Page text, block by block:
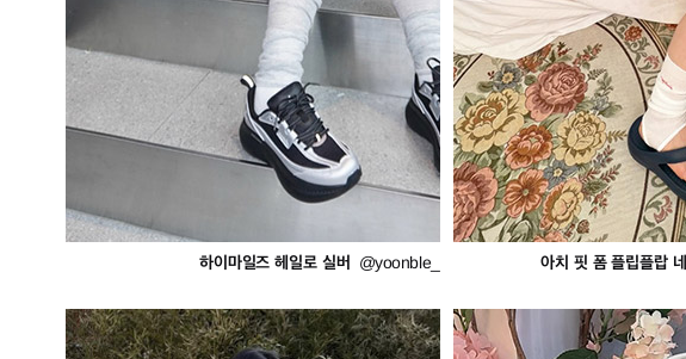
하이마일즈 헤일로 실버 @yoonble_ 아치 핏 폼 플립플랍